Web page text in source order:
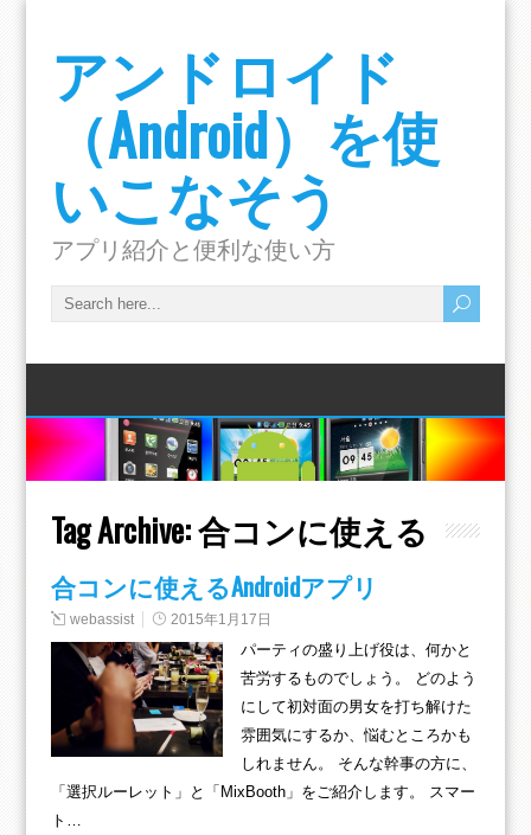
アンドロイド
（Android）を使
いこなそう
アプリ紹介と便利な使い方
Tag Archive:合コンに使える
合コンに使えるAndroidアプリ
webassist 2015年1月17日
パーティの盛り上げ役は、何かと
苦労するものでしょう。 どのよう
にして初対面の男女を打ち解けた
雰囲気にするか、悩むところかも
しれません。 そんな幹事の方に、
「選択ルーレット」と「MixBooth」をご紹介します。 スマー
ト…